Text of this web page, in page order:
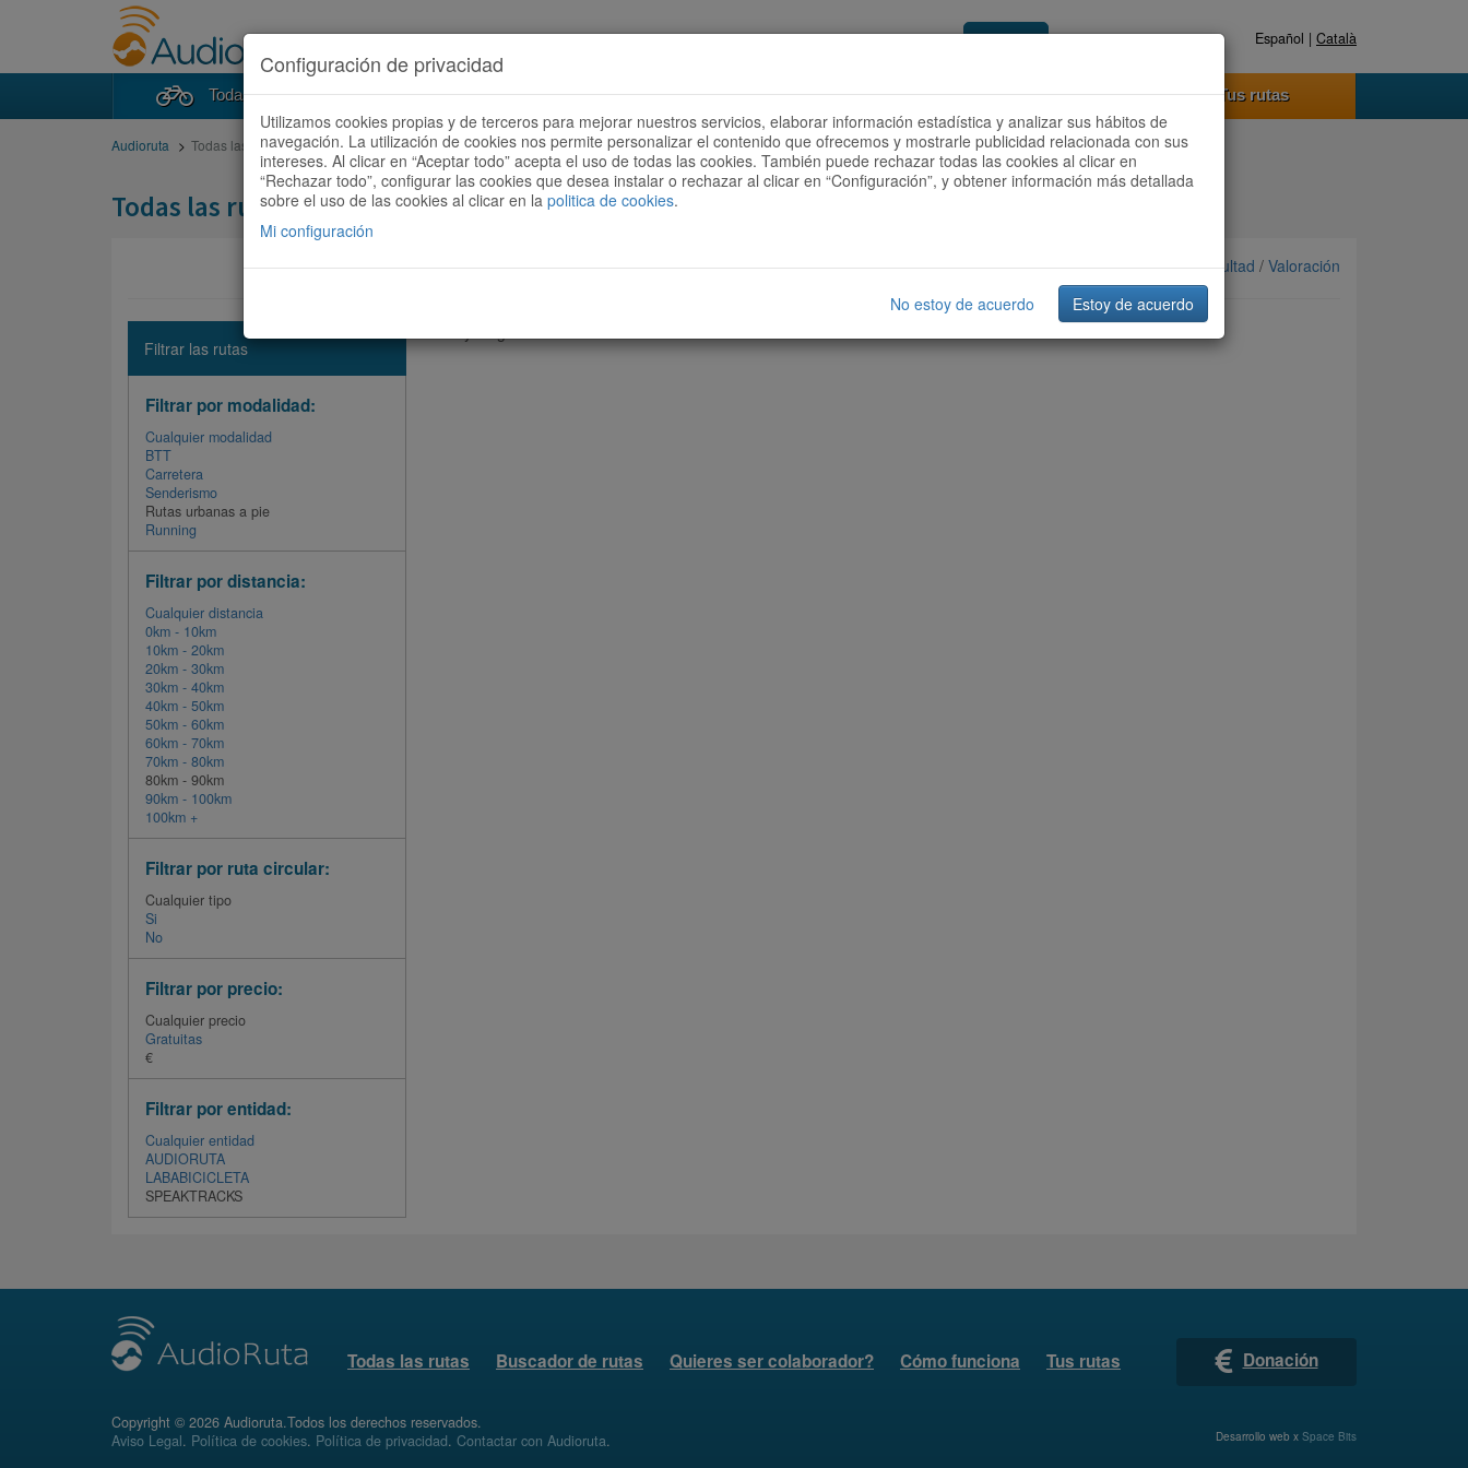
Acceder Registrate ahora Español | Català
Todas las rutas Buscador de rutas Quieres ser colaborador? Cómo funciona Tus rutas
Audioruta Todas las rutas
Todas las rutas
Ordenar por: Más recientes /Dificultad / Valoración
Filtrar las rutas
Filtrar por modalidad:
Cualquier modalidad
BTT
Carretera
Senderismo
Rutas urbanas a pie
Running
Filtrar por distancia:
Cualquier distancia
0km - 10km
10km - 20km
20km - 30km
30km - 40km
40km - 50km
50km - 60km
60km - 70km
70km - 80km
80km - 90km
90km - 100km
100km +
Filtrar por ruta circular:
Cualquier tipo
Si
No
Filtrar por precio:
Cualquier precio
Gratuitas
€
Filtrar por entidad:
Cualquier entidad
AUDIORUTA
LABABICICLETA
SPEAKTRACKS
Todas las rutas Buscador de rutas Quieres ser colaborador? Cómo funciona Tus rutas Donación
Copyright © 2026 Audioruta.Todos los derechos reservados.
Aviso Legal. Política de cookies. Política de privacidad. Contactar con Audioruta. Desarrollo web x Space Bits
Configuración de privacidad
Utilizamos cookies propias y de terceros para mejorar nuestros servicios, elaborar información estadística y analizar sus hábitos de
navegación. La utilización de cookies nos permite personalizar el contenido que ofrecemos y mostrarle publicidad relacionada con sus
intereses. Al clicar en “Aceptar todo” acepta el uso de todas las cookies. También puede rechazar todas las cookies al clicar en
“Rechazar todo”, configurar las cookies que desea instalar o rechazar al clicar en “Configuración”, y obtener información más detallada
sobre el uso de las cookies al clicar en la politica de cookies.
Mi configuración
No estoy de acuerdo Estoy de acuerdo